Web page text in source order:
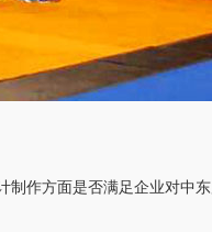
作方面是否满足企业对中